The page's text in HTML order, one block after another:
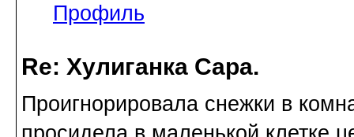
Профиль
Re: Хулиганка Сара.
Проигнорировала снежки в